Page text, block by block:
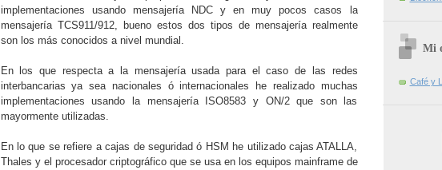
implementaciones usando mensajería NDC y en muy pocos casos la
mensajería TCS911/912, bueno estos dos tipos de mensajería realmente
son los más conocidos a nivel mundial.
En los que respecta a la mensajería usada para el caso de las redes
interbancarias ya sea nacionales ó internacionales he realizado muchas
implementaciones usando la mensajería ISO8583 y ON/2 que son las
mayormente utilizadas.
En lo que se refiere a cajas de seguridad ó HSM he utilizado cajas ATALLA,
Thales y el procesador criptográfico que se usa en los equipos mainframe de
Mi
Café y